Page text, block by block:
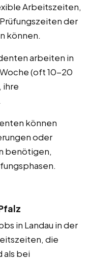
Arbeitszeiten,
der
können.
arbeiten in
(oft 10-20
ihre
können
oder
benötigen,
in Landau in der
die
als bei